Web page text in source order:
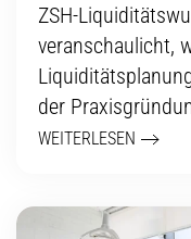
ZSH-
veranschaulicht,
der
WEITERLESEN